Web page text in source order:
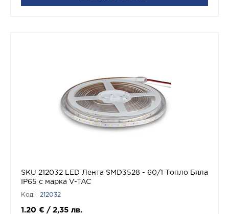
SKU 212032 LED Лента SMD3528 - 60/1 Топло Бяла
IP65 с марка V-TAC
Код: 212032
1.20 € / 2,35 лв.